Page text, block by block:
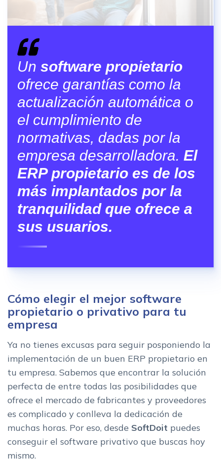
Un software propietario
ofrece garantías como la
actualización automática o
el cumplimiento de
normativas, dadas por la
empresa desarrolladora. El
ERP propietario es de los
más implantados por la
tranquilidad que ofrece a
sus usuarios.
Cómo elegir el mejor software
propietario o privativo para tu
empresa
Ya no tienes excusas para seguir posponiendo la
implementación de un buen ERP propietario en
tu empresa. Sabemos que encontrar la solución
perfecta de entre todas las posibilidades que
ofrece el mercado de fabricantes y proveedores
es complicado y conlleva la dedicación de
muchas horas. Por eso, desde SoftDoit puedes
conseguir el software privativo que buscas hoy
mismo.